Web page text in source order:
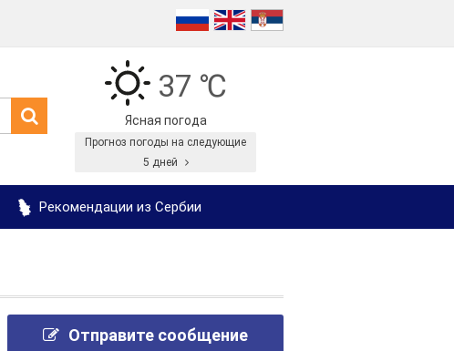
37 ℃
Ясная погода
Прогноз погоды на следующие
5 дней
Рекомендации из Сербии
Отправите сообщение